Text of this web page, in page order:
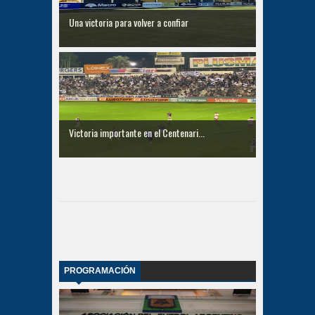
Una victoria para volver a confiar
Victoria importante en el Centenari...
PROGRAMACIÓN